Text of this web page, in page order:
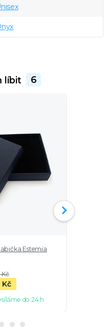
líbit 6
Estemia
Kč
do 24 h